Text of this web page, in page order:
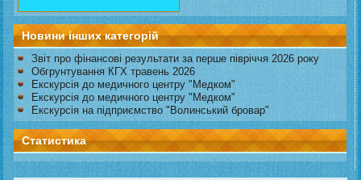
Новини інших категорій
Звіт про фінансові результати за перше півріччя 2026 року
Обгрунтування КГХ травень 2026
Екскурсія до медичного центру "Медком"
Екскурсія до медичного центру "Медком"
Екскурсія на підприємство "Волинський бровар"
Статистика